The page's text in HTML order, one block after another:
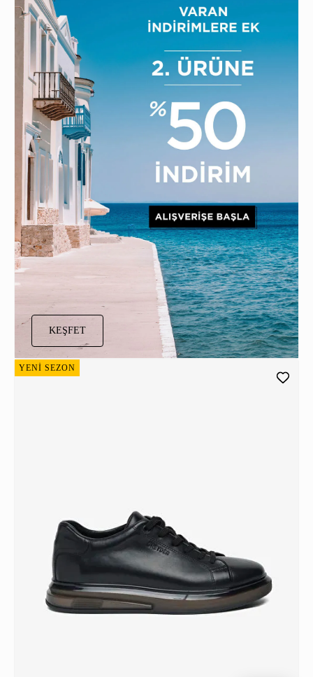
KEŞFET
YENİ SEZON